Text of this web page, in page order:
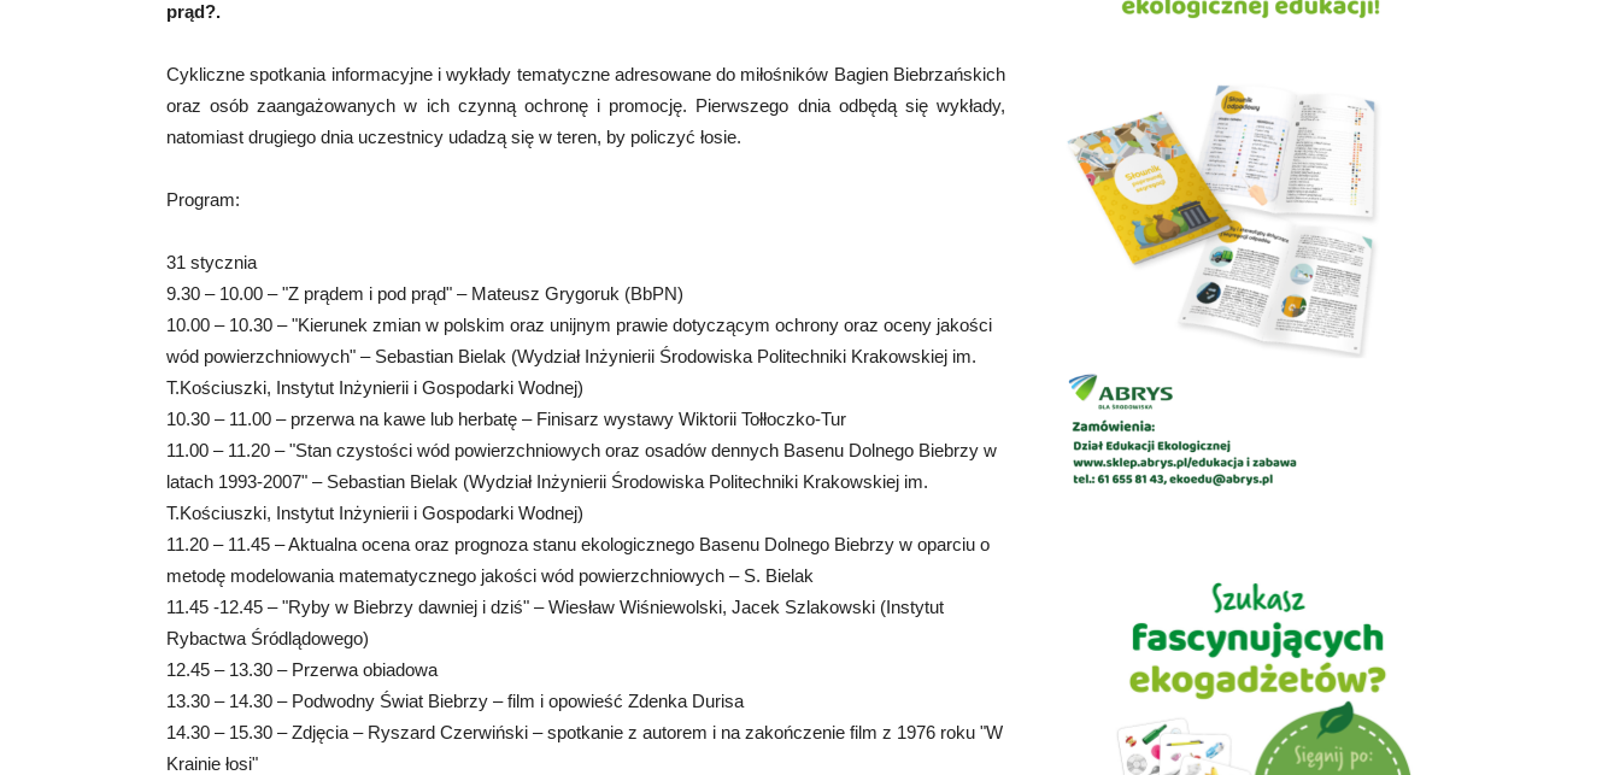
Abrys
prąd?.
Cykliczne spotkania informacyjne i wykłady tematyczne adresowane do miłośników Bagien Biebrzańskich
oraz osób zaangażowanych w ich czynną ochronę i promocję. Pierwszego dnia odbędą się wykłady,
natomiast drugiego dnia uczestnicy udadzą się w teren, by policzyć łosie.
Program:
31 stycznia
9.30 – 10.00 – "Z prądem i pod prąd" – Mateusz Grygoruk (BbPN)
10.00 – 10.30 – "Kierunek zmian w polskim oraz unijnym prawie dotyczącym ochrony oraz oceny jakości
wód powierzchniowych" – Sebastian Bielak (Wydział Inżynierii Środowiska Politechniki Krakowskiej im.
T.Kościuszki, Instytut Inżynierii i Gospodarki Wodnej)
10.30 – 11.00 – przerwa na kawe lub herbatę – Finisarz wystawy Wiktorii Tołłoczko-Tur
11.00 – 11.20 – "Stan czystości wód powierzchniowych oraz osadów dennych Basenu Dolnego Biebrzy w
latach 1993-2007" – Sebastian Bielak (Wydział Inżynierii Środowiska Politechniki Krakowskiej im.
T.Kościuszki, Instytut Inżynierii i Gospodarki Wodnej)
11.20 – 11.45 – Aktualna ocena oraz prognoza stanu ekologicznego Basenu Dolnego Biebrzy w oparciu o
metodę modelowania matematycznego jakości wód powierzchniowych – S. Bielak
11.45 -12.45 – "Ryby w Biebrzy dawniej i dziś" – Wiesław Wiśniewolski, Jacek Szlakowski (Instytut
Rybactwa Śródlądowego)
12.45 – 13.30 – Przerwa obiadowa
13.30 – 14.30 – Podwodny Świat Biebrzy – film i opowieść Zdenka Durisa
14.30 – 15.30 – Zdjęcia – Ryszard Czerwiński – spotkanie z autorem i na zakończenie film z 1976 roku "W
Krainie łosi"